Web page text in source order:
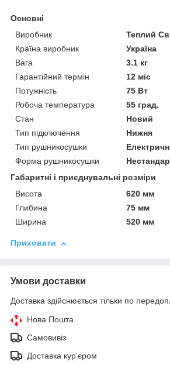
Основні
Виробник
Теплий
Країна виробник
Україна
Вага
3.1 кг
Гарантійний термін
12 міс
Потужність
75 Вт
Робоча температура
55 град.
Стан
Новий
Тип підключення
Нижня
Тип рушникосушки
Форма рушникосушки
Габаритні і приєднувальні розміри
Висота
620 мм
Глибина
75 мм
Ширина
520 мм
Приховати
Умови доставки
Доставка здійснюється тільки по
Нова Пошта
Самовивіз
Доставка кур'єром